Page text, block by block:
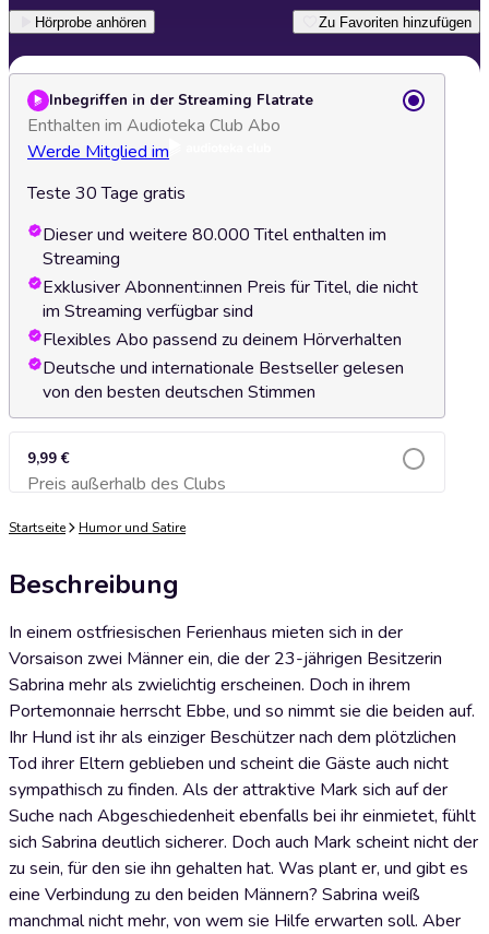
Hörprobe anhören Zu Favoriten hinzufügen
Inbegriffen in der Streaming Flatrate
Enthalten im Audioteka Club Abo
Werde Mitglied im
Teste 30 Tage gratis
Dieser und weitere 80.000 Titel enthalten im
Streaming
Exklusiver Abonnent:innen Preis für Titel, die nicht
im Streaming verfügbar sind
Flexibles Abo passend zu deinem Hörverhalten
Deutsche und internationale Bestseller gelesen
von den besten deutschen Stimmen
9,99 €
Preis außerhalb des ClubsZum Warenkorb hinzufügen
Startseite Humor und Satire
Beschreibung
In einem ostfriesischen Ferienhaus mieten sich in der
Vorsaison zwei Männer ein, die der 23-jährigen Besitzerin
Sabrina mehr als zwielichtig erscheinen. Doch in ihrem
Portemonnaie herrscht Ebbe, und so nimmt sie die beiden auf.
Ihr Hund ist ihr als einziger Beschützer nach dem plötzlichen
Tod ihrer Eltern geblieben und scheint die Gäste auch nicht
sympathisch zu finden. Als der attraktive Mark sich auf der
Suche nach Abgeschiedenheit ebenfalls bei ihr einmietet, fühlt
sich Sabrina deutlich sicherer. Doch auch Mark scheint nicht der
zu sein, für den sie ihn gehalten hat. Was plant er, und gibt es
eine Verbindung zu den beiden Männern? Sabrina weiß
manchmal nicht mehr, von wem sie Hilfe erwarten soll. Aber